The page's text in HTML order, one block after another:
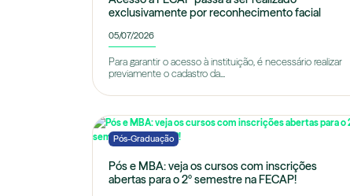
exclusivamente por reconhecimento facial
05/07/2026
Para garantir o acesso à instituição, é necessário realizar
previamente o cadastro da...
Pós-Graduação
Pós e MBA: veja os cursos com inscrições
abertas para o 2º semestre na FECAP!